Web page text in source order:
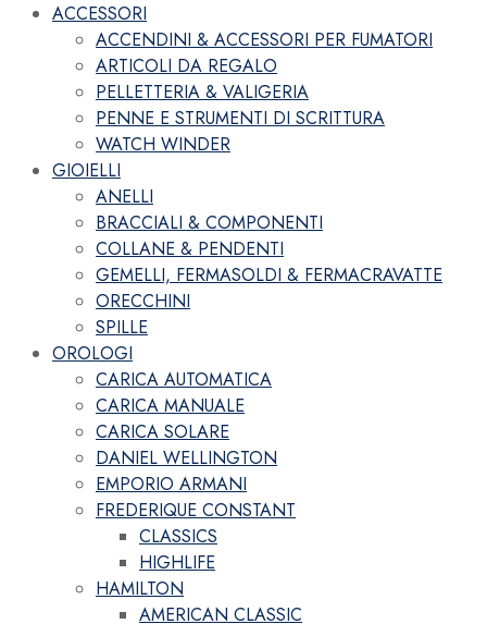
ACCESSORI
ACCENDINI & ACCESSORI PER FUMATORI
ARTICOLI DA REGALO
PELLETTERIA & VALIGERIA
PENNE E STRUMENTI DI SCRITTURA
WATCH WINDER
GIOIELLI
ANELLI
BRACCIALI & COMPONENTI
COLLANE & PENDENTI
GEMELLI, FERMASOLDI & FERMACRAVATTE
ORECCHINI
SPILLE
OROLOGI
CARICA AUTOMATICA
CARICA MANUALE
CARICA SOLARE
DANIEL WELLINGTON
EMPORIO ARMANI
FREDERIQUE CONSTANT
CLASSICS
HIGHLIFE
HAMILTON
AMERICAN CLASSIC